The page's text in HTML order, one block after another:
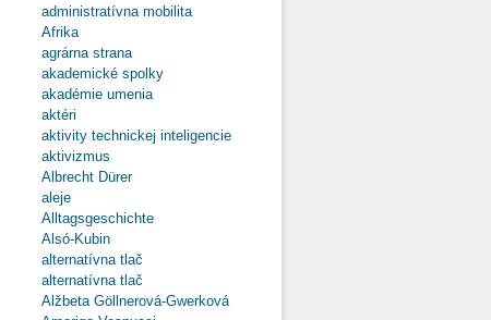
administratívna mobilita
Afrika
agrárna strana
akademické spolky
akadémie umenia
aktéri
aktivity technickej inteligencie
aktivizmus
Albrecht Dürer
aleje
Alltagsgeschichte
Alsó-Kubin
alternatívna tlač
alternatívna tlač
Alžbeta Göllnerová-Gwerková